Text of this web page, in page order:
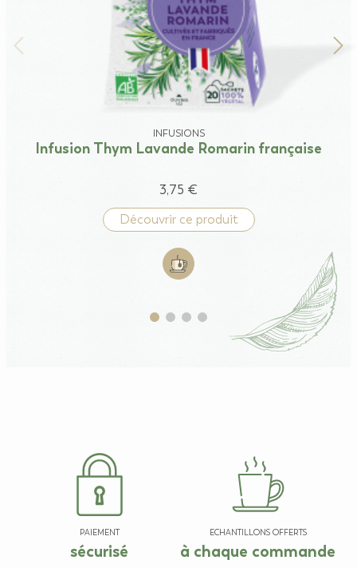
INFUSIONS
Infusion Thym Lavande Romarin française
3,75 €
Découvrir ce produit
Add to cart: Infusion Thym
PAIEMENT
sécurisé
ECHANTILLONS OFFERTS
à chaque commande